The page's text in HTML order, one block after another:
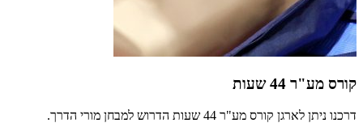
קורס מע"ר 44 שעות
דרכנו ניתן לארגן קורס מע"ר 44 שעות הדרוש למבחן מורי הדרך.